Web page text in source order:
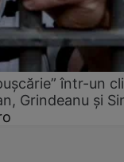
într-un
Grindeanu și